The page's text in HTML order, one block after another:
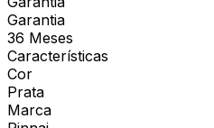
Garantia
36 Meses
Características
Cor
Prata
Marca